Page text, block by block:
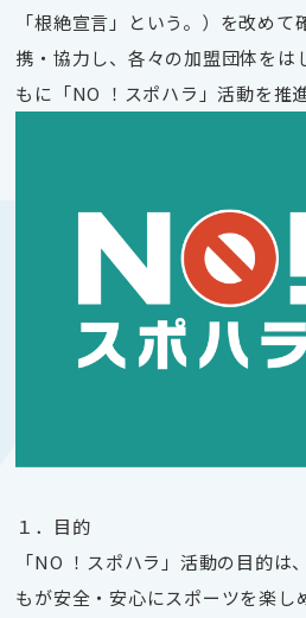
「根絶宣言」という。）を改め
携・協力し、各々の加盟団体をは
もに「NO ！スポハラ」活動を推
１．目的
「NO ！スポハラ」活動の目的は
もが安全・安心にスポーツを楽し